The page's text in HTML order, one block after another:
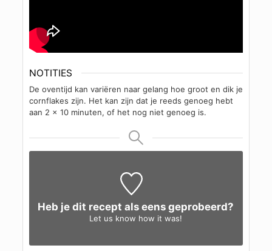
NOTITIES
De oventijd kan variëren naar gelang hoe groot en dik je
cornflakes zijn. Het kan zijn dat je reeds genoeg hebt
aan 2 x 10 minuten, of het nog niet genoeg is.
Heb je dit recept als eens geprobeerd?
Let us know how it was!